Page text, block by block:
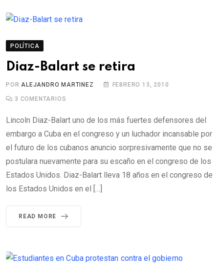
POLÍTICA
Diaz-Balart se retira
POR ALEJANDRO MARTINEZ FEBRERO 13, 2010
3 COMENTARIOS
Lincoln Diaz-Balart uno de los más fuertes defensores del
embargo a Cuba en el congreso y un luchador incansable por
el futuro de los cubanos anuncio sorpresivamente que no se
postulara nuevamente para su escaño en el congreso de los
Estados Unidos. Diaz-Balart lleva 18 años en el congreso de
los Estados Unidos en el […]
READ MORE